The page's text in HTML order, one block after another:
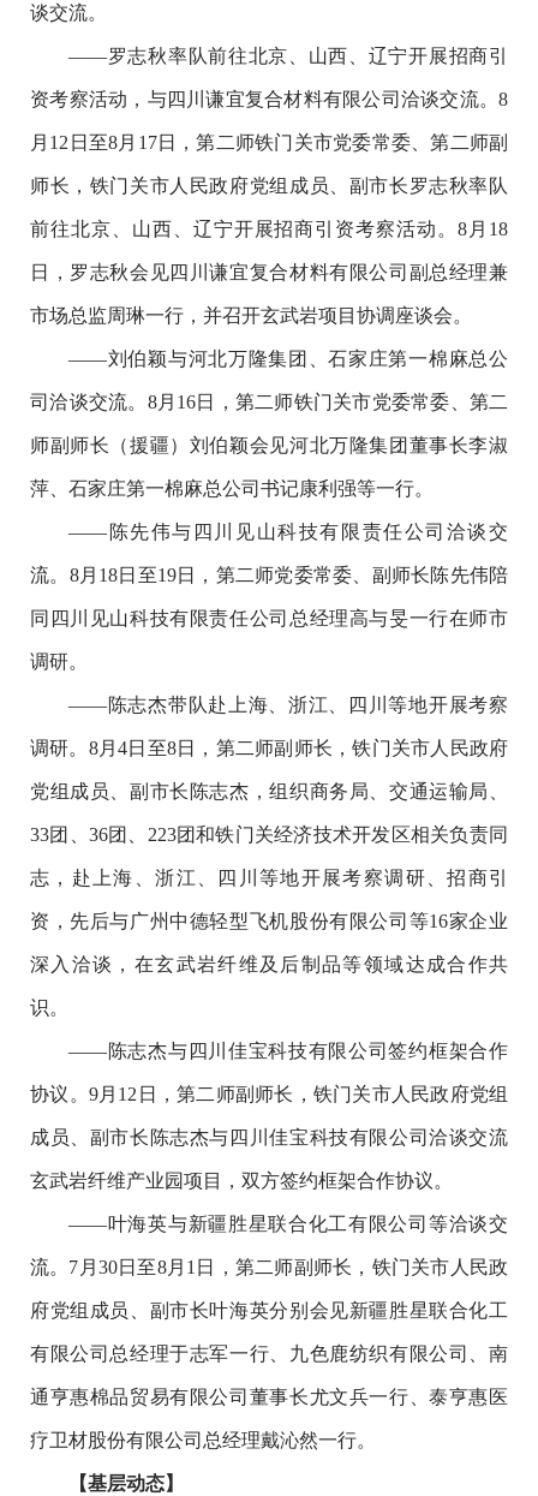
谈交流。
——罗志秋率队前往北京、山西、辽宁开展招商引
资考察活动，与四川谦宜复合材料有限公司洽谈交流。8
月12日至8月17日，第二师铁门关市党委常委、第二师副
师长，铁门关市人民政府党组成员、副市长罗志秋率队
前往北京、山西、辽宁开展招商引资考察活动。8月18
日，罗志秋会见四川谦宜复合材料有限公司副总经理兼
市场总监周琳一行，并召开玄武岩项目协调座谈会。
——刘伯颖与河北万隆集团、石家庄第一棉麻总公
司洽谈交流。8月16日，第二师铁门关市党委常委、第二
师副师长（援疆）刘伯颖会见河北万隆集团董事长李淑
萍、石家庄第一棉麻总公司书记康利强等一行。
——陈先伟与四川见山科技有限责任公司洽谈交
流。8月18日至19日，第二师党委常委、副师长陈先伟陪
同四川见山科技有限责任公司总经理高与旻一行在师市
调研。
——陈志杰带队赴上海、浙江、四川等地开展考察
调研。8月4日至8日，第二师副师长，铁门关市人民政府
党组成员、副市长陈志杰，组织商务局、交通运输局、
33团、36团、223团和铁门关经济技术开发区相关负责同
志，赴上海、浙江、四川等地开展考察调研、招商引
资，先后与广州中德轻型飞机股份有限公司等16家企业
深入洽谈，在玄武岩纤维及后制品等领域达成合作共
识。
——陈志杰与四川佳宝科技有限公司签约框架合作
协议。9月12日，第二师副师长，铁门关市人民政府党组
成员、副市长陈志杰与四川佳宝科技有限公司洽谈交流
玄武岩纤维产业园项目，双方签约框架合作协议。
——叶海英与新疆胜星联合化工有限公司等洽谈交
流。7月30日至8月1日，第二师副师长，铁门关市人民政
府党组成员、副市长叶海英分别会见新疆胜星联合化工
有限公司总经理于志军一行、九色鹿纺织有限公司、南
通亨惠棉品贸易有限公司董事长尤文兵一行、泰亨惠医
疗卫材股份有限公司总经理戴沁然一行。
【基层动态】